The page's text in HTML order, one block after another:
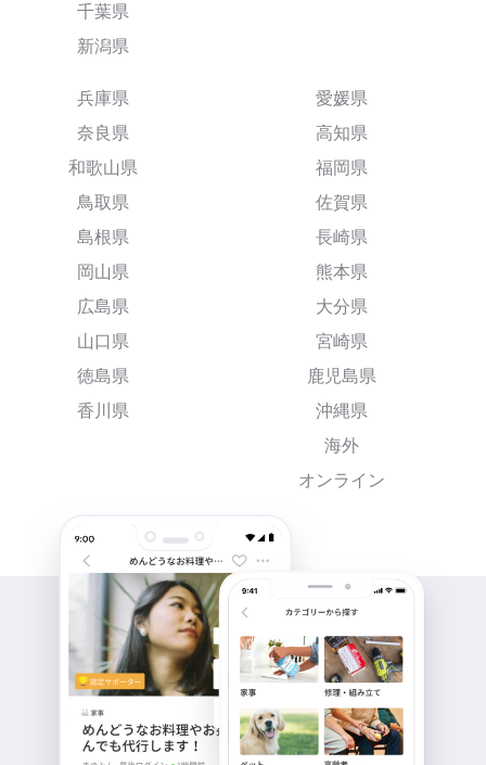
千葉県
新潟県
兵庫県
奈良県
和歌山県
鳥取県
島根県
岡山県
広島県
山口県
徳島県
香川県
愛媛県
高知県
福岡県
佐賀県
長崎県
熊本県
大分県
宮崎県
鹿児島県
沖縄県
海外
オンライン